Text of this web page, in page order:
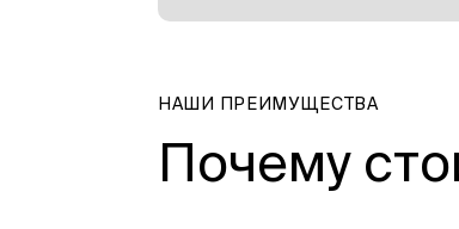
НАШИ ПРЕИМУЩЕСТВА
Почему